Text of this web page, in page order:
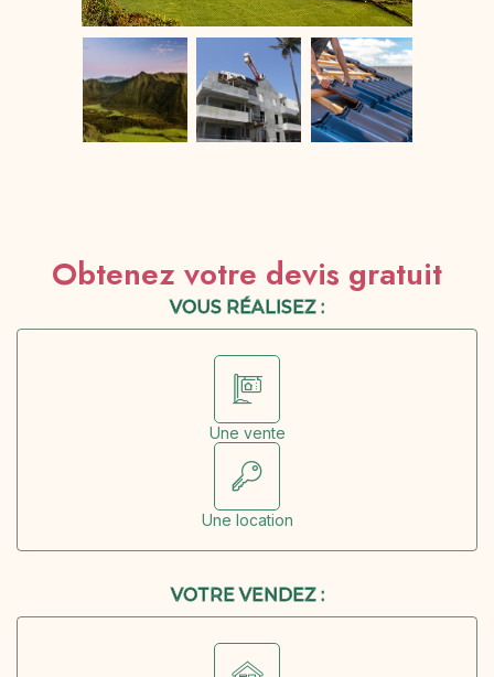
Obtenez votre devis gratuit
VOUS RÉALISEZ :
Une vente
Une location
VOTRE VENDEZ :